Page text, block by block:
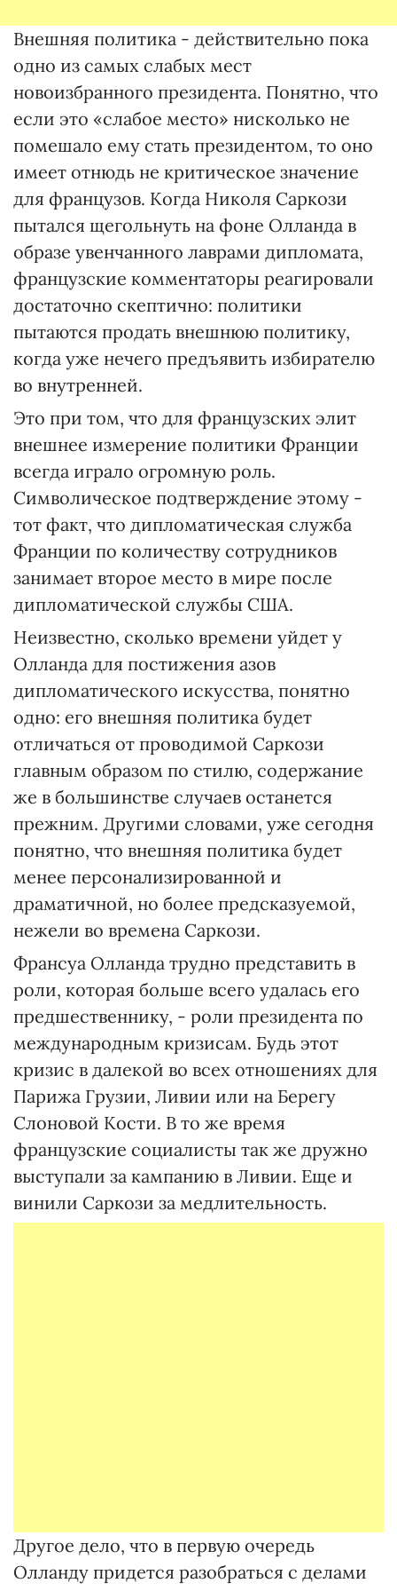
Внешняя политика - действительно пока
одно из самых слабых мест
новоизбранного президента. Понятно, что
если это «слабое место» нисколько не
помешало ему стать президентом, то оно
имеет отнюдь не критическое значение
для французов. Когда Николя Саркози
пытался щегольнуть на фоне Олланда в
образе увенчанного лаврами дипломата,
французские комментаторы реагировали
достаточно скептично: политики
пытаются продать внешнюю политику,
когда уже нечего предъявить избирателю
во внутренней.
Это при том, что для французских элит
внешнее измерение политики Франции
всегда играло огромную роль.
Символическое подтверждение этому -
тот факт, что дипломатическая служба
Франции по количеству сотрудников
занимает второе место в мире после
дипломатической службы США.
Неизвестно, сколько времени уйдет у
Олланда для постижения азов
дипломатического искусства, понятно
одно: его внешняя политика будет
отличаться от проводимой Саркози
главным образом по стилю, содержание
же в большинстве случаев останется
прежним. Другими словами, уже сегодня
понятно, что внешняя политика будет
менее персонализированной и
драматичной, но более предсказуемой,
нежели во времена Саркози.
Франсуа Олланда трудно представить в
роли, которая больше всего удалась его
предшественнику, - роли президента по
международным кризисам. Будь этот
кризис в далекой во всех отношениях для
Парижа Грузии, Ливии или на Берегу
Слоновой Кости. В то же время
французские социалисты так же дружно
выступали за кампанию в Ливии. Еще и
винили Саркози за медлительность.
Другое дело, что в первую очередь
Олланду придется разобраться с делами